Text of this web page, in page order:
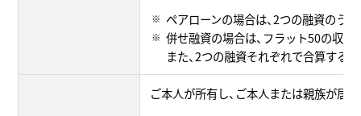
ペアローンの場合は、2つの融資のう
併せ融資の場合は、フラット50の収入
また、2つの融資それぞれで合算する
ご本人が所有し、ご本人または親族が居